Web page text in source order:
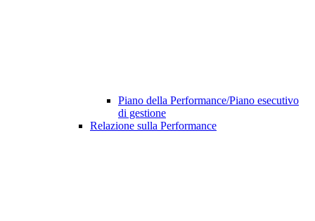
Piano della Performance/Piano esecutivo
di gestione
Relazione sulla Performance